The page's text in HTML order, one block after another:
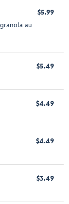
au
$5.99
$5.49
$4.49
$4.49
$3.49